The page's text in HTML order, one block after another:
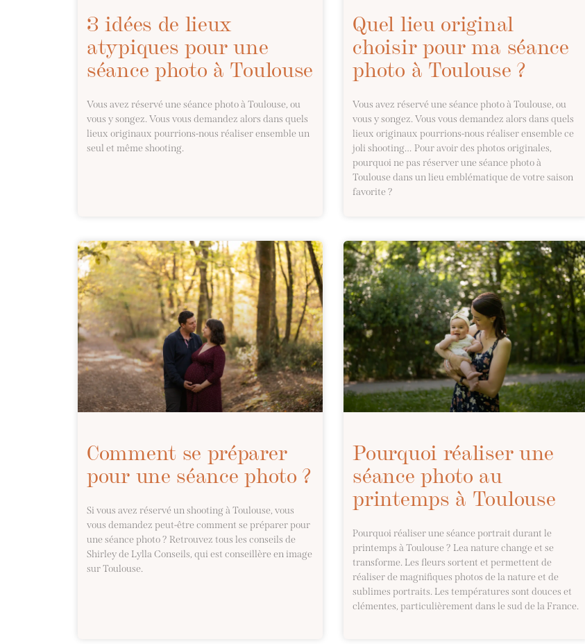
3 idées de lieux
atypiques pour une
séance photo à Toulouse
Vous avez réservé une séance photo à Toulouse, ou
vous y songez. Vous vous demandez alors dans quels
lieux originaux pourrions-nous réaliser ensemble un
seul et même shooting.
Quel lieu original
choisir pour ma séance
photo à Toulouse ?
Vous avez réservé une séance photo à Toulouse, ou
vous y songez. Vous vous demandez alors dans quels
lieux originaux pourrions-nous réaliser ensemble ce
joli shooting… Pour avoir des photos originales,
pourquoi ne pas réserver une séance photo à
Toulouse dans un lieu emblématique de votre saison
favorite ?
Comment se préparer
pour une séance photo ?
Si vous avez réservé un shooting à Toulouse, vous
vous demandez peut-être comment se préparer pour
une séance photo ? Retrouvez tous les conseils de
Shirley de Lylla Conseils, qui est conseillère en image
sur Toulouse.
Pourquoi réaliser une
séance photo au
printemps à Toulouse
Pourquoi réaliser une séance portrait durant le
printemps à Toulouse ? Lea nature change et se
transforme. Les fleurs sortent et permettent de
réaliser de magnifiques photos de la nature et de
sublimes portraits. Les températures sont douces et
clémentes, particulièrement dans le sud de la France.